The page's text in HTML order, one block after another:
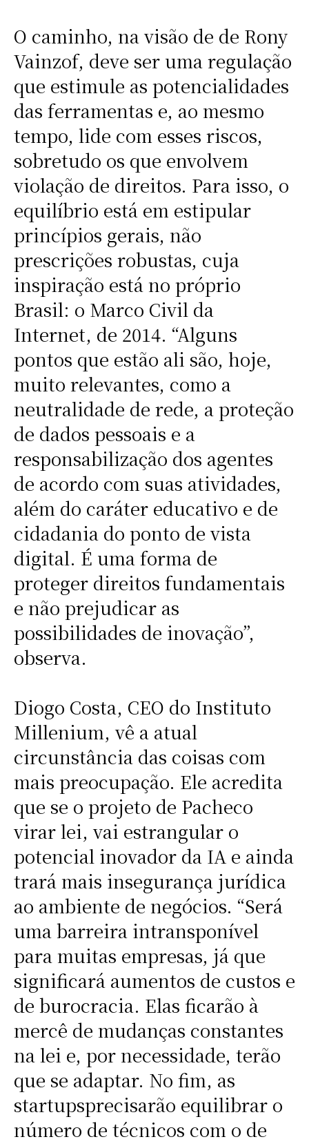
O caminho, na visão de de Rony
Vainzof, deve ser uma regulação
que estimule as potencialidades
das ferramentas e, ao mesmo
tempo, lide com esses riscos,
sobretudo os que envolvem
violação de direitos. Para isso, o
equilíbrio está em estipular
princípios gerais, não
prescrições robustas, cuja
inspiração está no próprio
Brasil: o Marco Civil da
Internet, de 2014. “Alguns
pontos que estão ali são, hoje,
muito relevantes, como a
neutralidade de rede, a proteção
de dados pessoais e a
responsabilização dos agentes
de acordo com suas atividades,
além do caráter educativo e de
cidadania do ponto de vista
digital. É uma forma de
proteger direitos fundamentais
e não prejudicar as
possibilidades de inovação”,
observa.
Diogo Costa, CEO do Instituto
Millenium, vê a atual
circunstância das coisas com
mais preocupação. Ele acredita
que se o projeto de Pacheco
virar lei, vai estrangular o
potencial inovador da IA e ainda
trará mais insegurança jurídica
ao ambiente de negócios. “Será
uma barreira intransponível
para muitas empresas, já que
significará aumentos de custos e
de burocracia. Elas ficarão à
mercê de mudanças constantes
na lei e, por necessidade, terão
que se adaptar. No fim, as
startupsprecisarão equilibrar o
número de técnicos com o de